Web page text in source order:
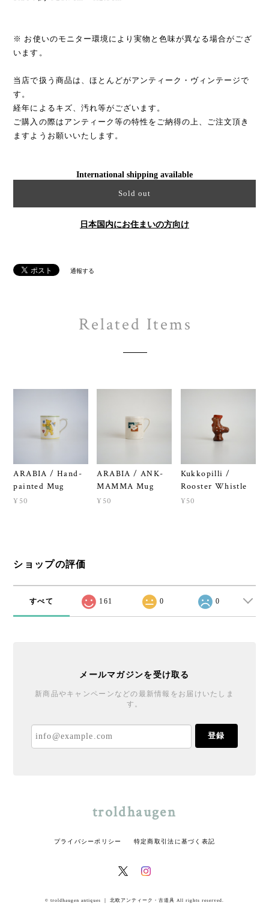
※ お使いのモニター環境により実物と色味が異なる場合がござ
います。
当店で扱う商品は、ほとんどがアンティーク・ヴィンテージで
す。
経年によるキズ、汚れ等がございます。
ご購入の際はアンティーク等の特性をご納得の上、ご注文頂き
ますようお願いいたします。
International shipping available
Sold out
日本国内にお住まいの方向け
通報する
Related Items
ARABIA / Hand-
painted Mug
¥50
ARABIA / ANK-
MAMMA Mug
¥50
Kukkopilli /
Rooster Whistle
¥50
ショップの評価
すべて 161 0 0
メールマガジンを受け取る
新商品やキャンペーンなどの最新情報をお届けいたしま
す。
登録
troldhaugen
プライバシーポリシー 特定商取引法に基づく表記
© troldhaugen antiques ｜ 北欧アンティーク・古道具 All rights reserved.